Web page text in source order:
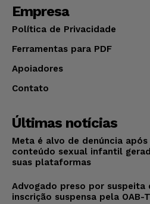
Empresa
Política de Privacidade
Ferramentas para PDF
Apoiadores
Contato
Últimas notícias
Meta é alvo de denúncia
conteúdo sexual infantil
suas plataformas
Advogado preso por
inscrição suspensa pela OAB-